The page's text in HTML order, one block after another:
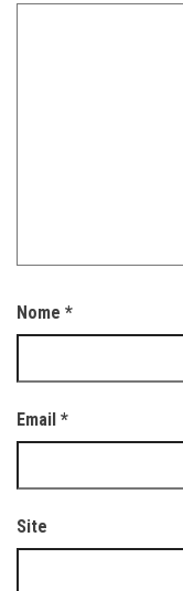
Nome *
Email *
Site